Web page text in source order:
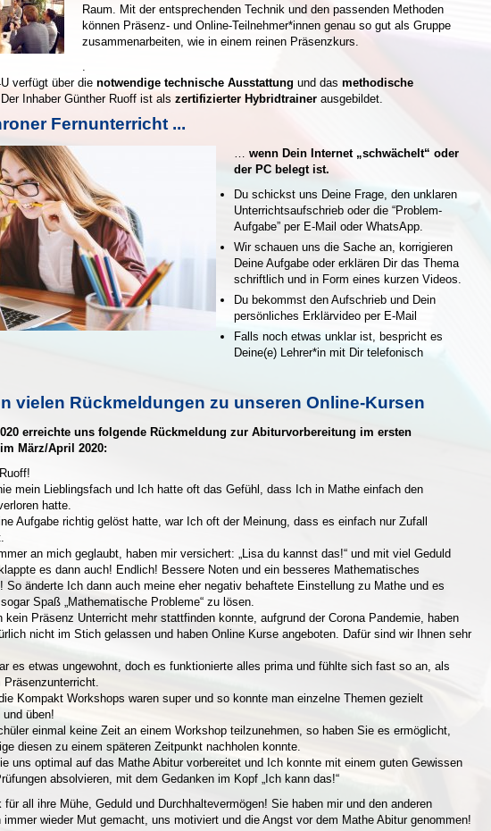
Raum. Mit der entsprechenden Technik und den passenden Methoden
können Präsenz- und Online-Teilnehmer*innen genau so gut als Gruppe
zusammenarbeiten, wie in einem reinen Präsenzkurs.
.
verfügt über die notwendige technische Ausstattung und das methodische
Inhaber Günther Ruoff ist als zertifizierter Hybridtrainer ausgebildet.
Fernunterricht ...
… wenn Dein Internet „schwächelt“ oder
der PC belegt ist.
Du schickst uns Deine Frage, den unklaren
Unterrichtsaufschrieb oder die “Problem-
Aufgabe” per E-Mail oder WhatsApp.
Wir schauen uns die Sache an, korrigieren
Deine Aufgabe oder erklären Dir das Thema
schriftlich und in Form eines kurzen Videos.
Du bekommst den Aufschrieb und Dein
persönliches Erklärvideo per E-Mail
Falls noch etwas unklar ist, bespricht es
Deine(e) Lehrer*in mit Dir telefonisch
vielen Rückmeldungen zu unseren Online-Kursen
erreichte uns folgende Rückmeldung zur Abiturvorbereitung im ersten
März/April 2020:
mein Lieblingsfach und Ich hatte oft das Gefühl, dass Ich in Mathe einfach den
hatte.
Aufgabe richtig gelöst hatte, war Ich oft der Meinung, dass es einfach nur Zufall
an mich geglaubt, haben mir versichert: „Lisa du kannst das!“ und mit viel Geduld
es dann auch! Endlich! Bessere Noten und ein besseres Mathematisches
So änderte Ich dann auch meine eher negativ behaftete Einstellung zu Mathe und es
Spaß „Mathematische Probleme“ zu lösen.
kein Präsenz Unterricht mehr stattfinden konnte, aufgrund der Corona Pandemie, haben
nicht im Stich gelassen und haben Online Kurse angeboten. Dafür sind wir Ihnen sehr
es etwas ungewohnt, doch es funktionierte alles prima und fühlte sich fast so an, als
Präsenzunterricht.
Kompakt Workshops waren super und so konnte man einzelne Themen gezielt
und üben!
einmal keine Zeit an einem Workshop teilzunehmen, so haben Sie es ermöglicht,
diesen zu einem späteren Zeitpunkt nachholen konnte.
uns optimal auf das Mathe Abitur vorbereitet und Ich konnte mit einem guten Gewissen
absolvieren, mit dem Gedanken im Kopf „Ich kann das!“
für all ihre Mühe, Geduld und Durchhaltevermögen! Sie haben mir und den anderen
immer wieder Mut gemacht, uns motiviert und die Angst vor dem Mathe Abitur genommen!